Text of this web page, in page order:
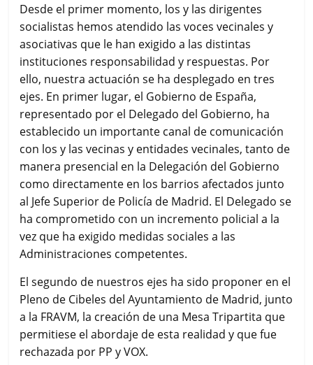
Desde el primer momento, los y las dirigentes
socialistas hemos atendido las voces vecinales y
asociativas que le han exigido a las distintas
instituciones responsabilidad y respuestas. Por
ello, nuestra actuación se ha desplegado en tres
ejes. En primer lugar, el Gobierno de España,
representado por el Delegado del Gobierno, ha
establecido un importante canal de comunicación
con los y las vecinas y entidades vecinales, tanto de
manera presencial en la Delegación del Gobierno
como directamente en los barrios afectados junto
al Jefe Superior de Policía de Madrid. El Delegado se
ha comprometido con un incremento policial a la
vez que ha exigido medidas sociales a las
Administraciones competentes.
El segundo de nuestros ejes ha sido proponer en el
Pleno de Cibeles del Ayuntamiento de Madrid, junto
a la FRAVM, la creación de una Mesa Tripartita que
permitiese el abordaje de esta realidad y que fue
rechazada por PP y VOX.